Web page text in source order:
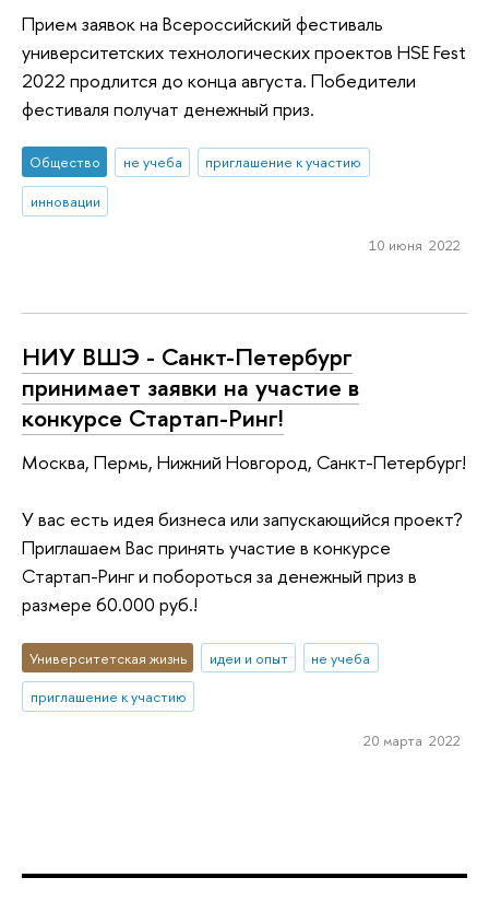
Прием заявок на Всероссийский фестиваль
университетских технологических проектов HSE Fest
2022 продлится до конца августа. Победители
фестиваля получат денежный приз.
Общество не учеба
приглашение к участию
инновации
10 июня 2022
НИУ ВШЭ - Санкт-Петербург
принимает заявки на участие в
конкурсе Стартап-Ринг!
Москва, Пермь, Нижний Новгород, Санкт-Петербург!
У вас есть идея бизнеса или запускающийся проект?
Приглашаем Вас принять участие в конкурсе
Стартап-Ринг и побороться за денежный приз в
размере 60.000 руб.!
Университетская жизнь идеи и опыт
не учеба
приглашение к участию
20 марта 2022